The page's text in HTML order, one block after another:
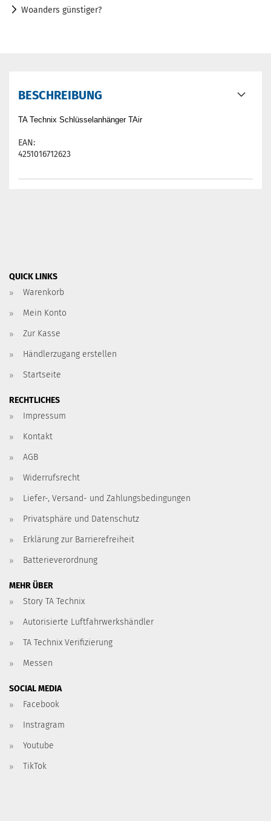
Woanders günstiger?
BESCHREIBUNG
TA Technix Schlüsselanhänger TAir
EAN:
4251016712623
QUICK LINKS
Warenkorb
Mein Konto
Zur Kasse
Händlerzugang erstellen
Startseite
RECHTLICHES
Impressum
Kontakt
AGB
Widerrufsrecht
Liefer-, Versand- und Zahlungsbedingungen
Privatsphäre und Datenschutz
Erklärung zur Barrierefreiheit
Batterieverordnung
MEHR ÜBER
Story TA Technix
Autorisierte Luftfahrwerkshändler
TA Technix Verifizierung
Messen
SOCIAL MEDIA
Facebook
Instragram
Youtube
TikTok